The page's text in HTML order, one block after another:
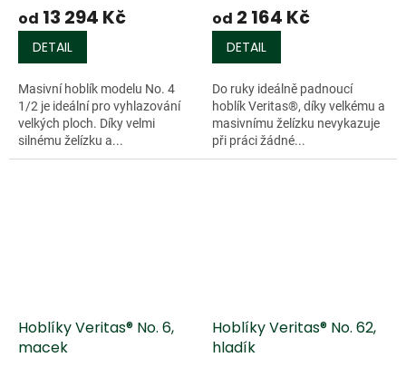
od 13 294 Kč
DETAIL
Masivní hoblík modelu No. 4
1/2 je ideální pro vyhlazování
velkých ploch. Díky velmi
silnému želízku a...
od 2 164 Kč
DETAIL
Do ruky ideálně padnoucí
hoblík Veritas®, díky velkému a
masivnímu želízku nevykazuje
při práci žádné...
Hoblíky Veritas® No. 6,
macek
Hoblíky Veritas® No. 62,
hladík